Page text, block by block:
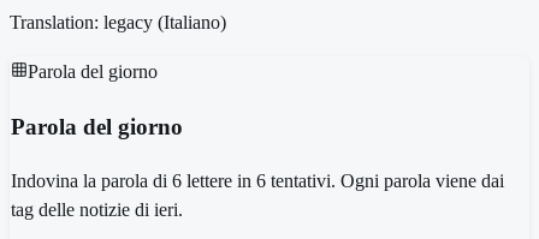
Translation: legacy (Italiano)
Parola del giorno
Parola del giorno
Indovina la parola di 6 lettere in 6 tentativi. Ogni parola viene dai
tag delle notizie di ieri.